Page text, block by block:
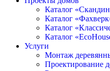
Каталог
Каталог
Каталог
Каталог
Услуги
Монтаж
Проектирование